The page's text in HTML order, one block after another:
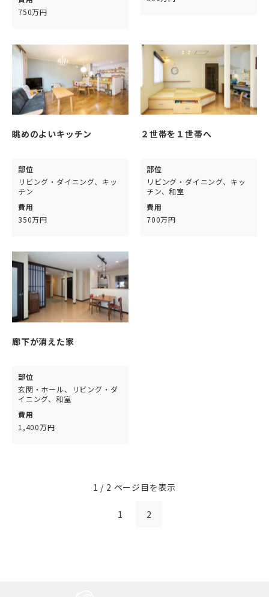
750万円
眺めのよいキッチン
部位
リビング・ダイニング、キッ
チン
費用
350万円
２世帯を１世帯へ
部位
リビング・ダイニング、キッ
チン、和室
費用
700万円
廊下が消えた家
部位
玄関・ホール、リビング・ダ
イニング、和室
費用
1,400万円
1 / 2 ページ目を表示
1 2